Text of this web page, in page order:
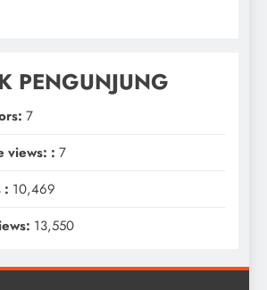
PENGUNJUNG
7
views: : 7
: 10,469
13,550